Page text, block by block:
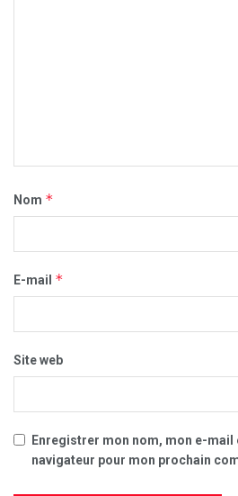
Nom *
E-mail *
Site web
Enregistrer mon nom, mon e-mail
navigateur pour mon prochain